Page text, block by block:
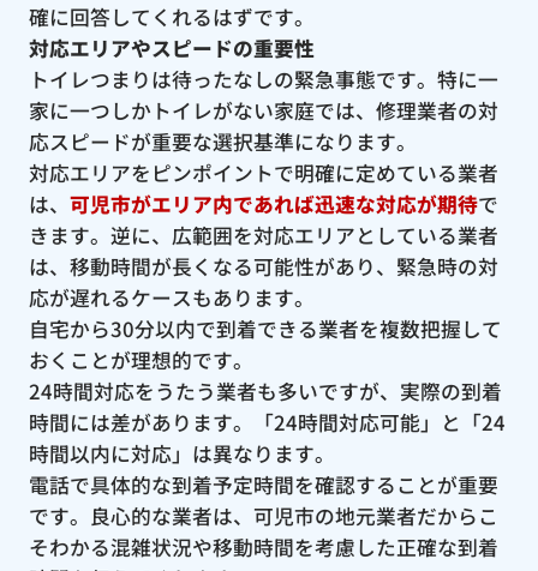
確に回答してくれるはずです。
対応エリアやスピードの重要性
トイレつまりは待ったなしの緊急事態です。特に一
家に一つしかトイレがない家庭では、修理業者の対
応スピードが重要な選択基準になります。
対応エリアをピンポイントで明確に定めている業者
は、 可児市がエリア内であれば迅速な対応が期待で
きます。逆に、広範囲を対応エリアとしている業者
は、移動時間が長くなる可能性があり、緊急時の対
応が遅れるケースもあります。
自宅から30分以内で到着できる業者を複数把握して
おくことが理想的です。
24時間対応をうたう業者も多いですが、実際の到着
時間には差があります。「24時間対応可能」と「24
時間以内に対応」は異なります。
電話で具体的な到着予定時間を確認することが重要
です。良心的な業者は、可児市の地元業者だからこ
そわかる混雑状況や移動時間を考慮した正確な到着